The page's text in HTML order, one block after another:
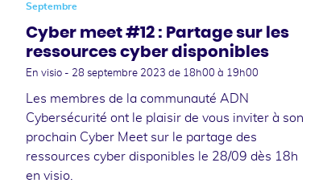
Septembre
Cyber meet #12 : Partage sur les
ressources cyber disponibles
En visio - 28 septembre 2023 de 18h00 à 19h00
Les membres de la communauté ADN
Cybersécurité ont le plaisir de vous inviter à son
prochain Cyber Meet sur le partage des
ressources cyber disponibles le 28/09 dès 18h
en visio.